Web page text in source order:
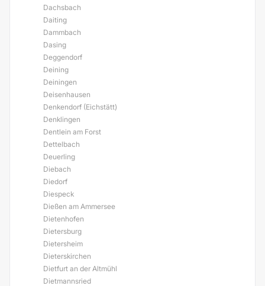
Dachsbach
Daiting
Dammbach
Dasing
Deggendorf
Deining
Deiningen
Deisenhausen
Denkendorf (Eichstätt)
Denklingen
Dentlein am Forst
Dettelbach
Deuerling
Diebach
Diedorf
Diespeck
Dießen am Ammersee
Dietenhofen
Dietersburg
Dietersheim
Dieterskirchen
Dietfurt an der Altmühl
Dietmannsried